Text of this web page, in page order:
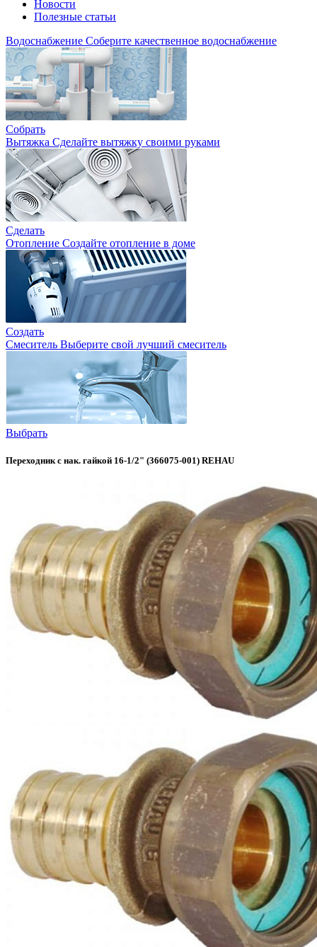
Новости
Полезные статьи
Водоснабжение Соберите качественное водоснабжение
Собрать
Вытяжка Сделайте вытяжку своими руками
Сделать
Отопление Создайте отопление в доме
Создать
Смеситель Выберите свой лучший смеситель
Выбрать
Переходник с нак. гайкой 16-1/2" (366075-001) REHAU